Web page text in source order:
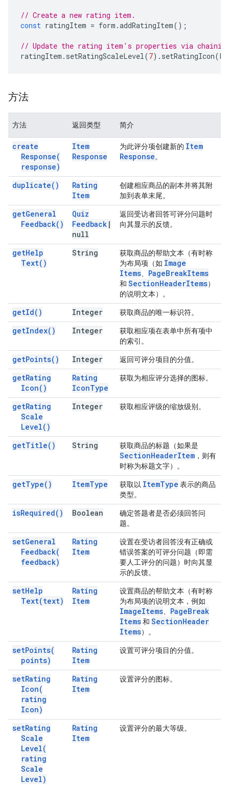
// Create a new rating item.
const ratingItem = form .addRatingItem();
// Update the rating item's properties via
ratingItem . setRatingScaleLevel(7). setRatingIcon(
方法
方法 返回类型 简介
create
Response(
response)
Item
Response
为此评分项创建新的 Item
Response。
duplicate( )
Rating
Item
创建相应商品的副本并将其附
加到表单末尾。
getGeneral
Feedback( )
Quiz
Feedback |
null
返回受访者回答可评分问题时
向其显示的反馈。
getHelp
Text( )
String
获取商品的帮助文本（有时称
为布局项（如 Image
Items
PageBreakItems
和 SectionHeaderItems）
的说明文本）。
getId( ) Integer 获取商品的唯一标识符。
getIndex( ) Integer
获取相应项在表单中所有项中
的索引。
getPoints( ) Integer 返回可评分项目的分值。
getRating
Icon( )
Rating
IconType
获取为相应评分选择的图标。
getRating
Scale
Level( )
Integer 获取相应评级的缩放级别。
getTitle( ) String 获取商品的标题（如果是
SectionHeaderItem ，则有
时称为标题文字）。
getType( ) ItemType 获取以 ItemType 表示的商品
类型。
isRequired( ) Boolean
确定答题者是否必须回答问
题。
setGeneral
Feedback(
feedback)
Rating
Item
设置在受访者回答没有正确或
错误答案的可评分问题（即需
要人工评分的问题）时向其显
示的反馈。
setHelp
Text(text)
Rating
Item
设置商品的帮助文本（有时称
为布局项的说明文本，例如
ImageItems PageBreak
Items和 SectionHeader
Items）。
setPoints(
points)
Rating
Item
设置可评分项目的分值。
setRating
Icon(
rating
Icon)
Rating
Item
设置评分的图标。
setRating
Scale
Level(
rating
Scale
Level)
Rating
Item
设置评分的最大等级。